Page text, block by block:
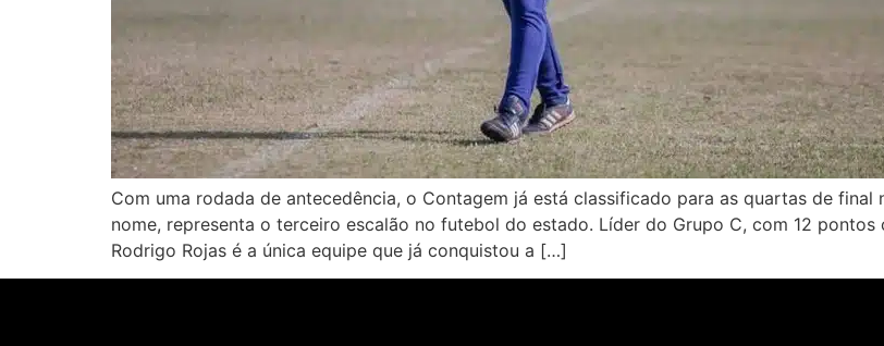
Com uma rodada de antecedência, o Contagem já está classificado para as quartas de
nome, representa o terceiro escalão no futebol do estado. Líder do Grupo C, com 12
Rodrigo Rojas é a única equipe que já conquistou a […]